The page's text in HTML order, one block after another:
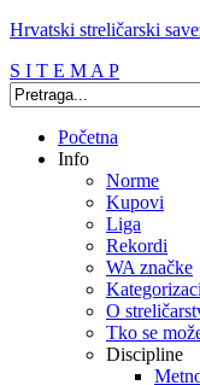
Hrvatski streličarski
S I T E M A P
Početna
Info
Norme
Kupovi
Liga
Rekordi
WA značke
O
Tko se
Discipline